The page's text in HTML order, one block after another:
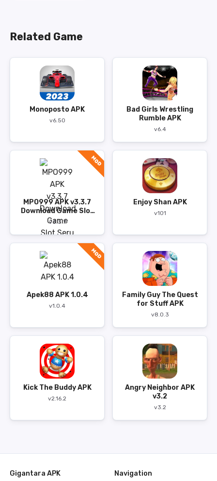
Related Game
Monoposto APK
v6.50
Bad Girls Wrestling
Rumble APK
v6.4
MOD
MPO999 APK v3.3.7
Download Game Slot
Seru 76 MB
v3.3.7
Enjoy Shan APK
v101
MOD
Apek88 APK 1.0.4
v1.0.4
Family Guy The Quest
for Stuff APK
v8.0.3
Kick The Buddy APK
v2.16.2
Angry Neighbor APK
v3.2
v3.2
Gigantara APK Navigation